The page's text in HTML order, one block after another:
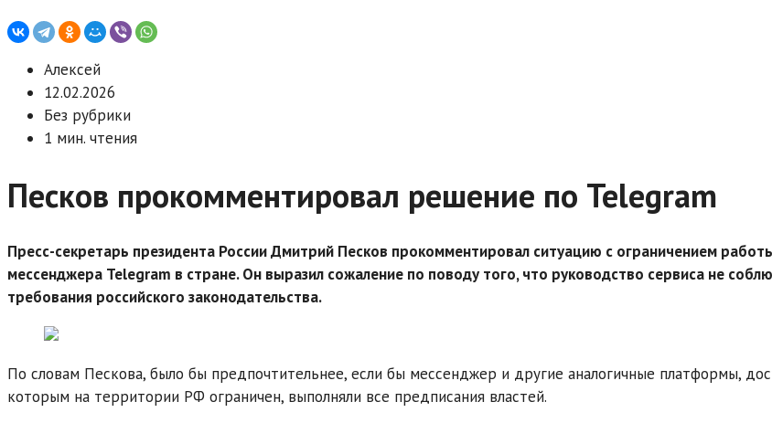
Алексей
12.02.2026
Без рубрики
1 мин. чтения
Песков прокомментировал решение по Telegram
Пресс-секретарь президента России Дмитрий Песков прокомментировал ситуацию с ограничением
мессенджера Telegram в стране. Он выразил сожаление по поводу того, что руководство сервиса не
требования российского законодательства.
По словам Пескова, было бы предпочтительнее, если бы мессенджер и другие аналогичные платформы,
которым на территории РФ ограничен, выполняли все предписания властей.